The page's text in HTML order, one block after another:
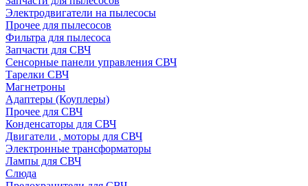
Электродвигатели на пылесосы
Прочее для пылесосов
Фильтра для пылесоса
Запчасти для СВЧ
Сенсорные панели управления СВЧ
Тарелки СВЧ
Магнетроны
Адаптеры (Коуплеры)
Прочее для СВЧ
Конденсаторы для СВЧ
Двигатели , моторы для СВЧ
Электронные трансформаторы
Лампы для СВЧ
Слюда